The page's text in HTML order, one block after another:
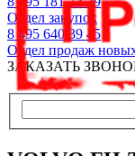
Отдел закупок
8 495 640 39 45
Отдел продаж
ЗАКАЗАТЬ